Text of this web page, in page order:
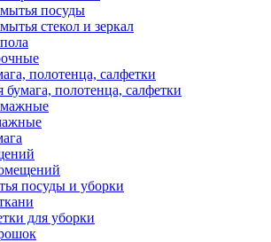
посуды
стекол и зеркал
полотенца, салфетки
бумага, полотенца, салфетки
посуды и уборки
для уборки